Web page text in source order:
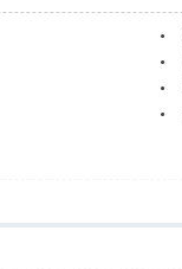
•
•
•
•